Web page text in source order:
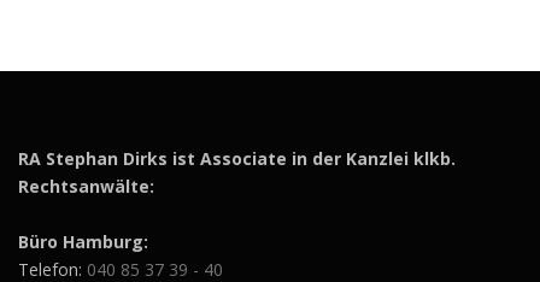
RA Stephan Dirks ist Associate in der Kanzlei klkb.
Rechtsanwälte:
Büro Hamburg:
Telefon: 040 85 37 39 - 40